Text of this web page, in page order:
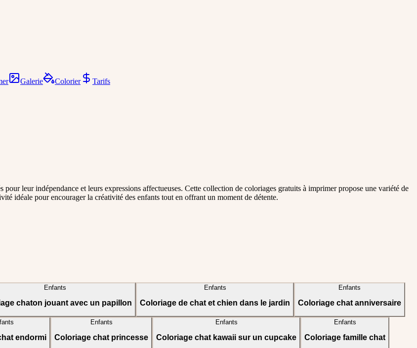
Galerie Colorier Tarifs
leur indépendance et leurs expressions affectueuses. Cette collection de coloriages gratuits à imprimer propose une variété de
idéale pour encourager la créativité des enfants tout en offrant un moment de détente.
Enfants
chaton jouant avec un papillon
Enfants
Coloriage de chat et chien dans le jardin
Enfants
Coloriage chat anniversaire
endormi
Enfants
Coloriage chat princesse
Enfants
Coloriage chat kawaii sur un cupcake
Enfants
Coloriage famille chat